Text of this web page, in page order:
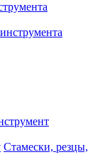
Стамески, резцы,